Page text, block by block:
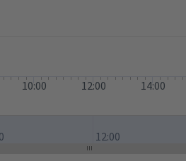
10:00 12:00 14:00
12:00